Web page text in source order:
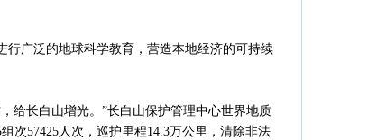
广泛的地球科学教育，营造本地经济的可持续
给长白山增光。”长白山保护管理中心世界地质
次57425人次，巡护里程14.3万公里，清除非法